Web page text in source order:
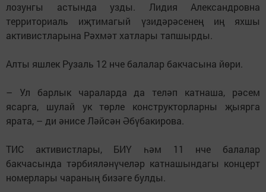
лозунгы астында узды. Лидия Александровна
территориаль иҗтимагый үзидәрәсенең иң яхшы
активистларына Рәхмәт хатлары тапшырды.
Алты яшлек Рузаль 12 нче балалар бакчасына йөри.
– Ул барлык чараларда да теләп катнаша, рәсем
ясарга, шулай ук төрле конструкторларны җыярга
ярата, – ди әнисе Ләйсән Әбүбакирова.
ТИС активистлары, БИҮ һәм 11 нче балалар
бакчасында тәрбияләнүчеләр катнашындагы концерт
номерлары чараның бизәге булды.